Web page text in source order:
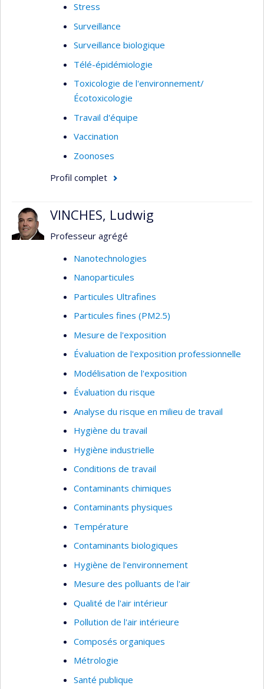
Stress
Surveillance
Surveillance biologique
Télé-épidémiologie
Toxicologie de l'environnement/
Écotoxicologie
Travail d'équipe
Vaccination
Zoonoses
Profil complet
VINCHES, Ludwig
Professeur agrégé
Nanotechnologies
Nanoparticules
Particules Ultrafines
Particules fines (PM2.5)
Mesure de l'exposition
Évaluation de l'exposition professionnelle
Modélisation de l'exposition
Évaluation du risque
Analyse du risque en milieu de travail
Hygiène du travail
Hygiène industrielle
Conditions de travail
Contaminants chimiques
Contaminants physiques
Température
Contaminants biologiques
Hygiène de l'environnement
Mesure des polluants de l'air
Qualité de l'air intérieur
Pollution de l'air intérieure
Composés organiques
Métrologie
Santé publique